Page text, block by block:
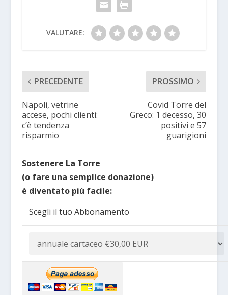
VALUTARE:
PRECEDENTE
Napoli, vetrine
accese, pochi clienti:
c’è tendenza
risparmio
PROSSIMO
Covid Torre del
Greco: 1 decesso, 30
positivi e 57
guarigioni
Sostenere La Torre
(o fare una semplice donazione)
è diventato più facile:
Scegli il tuo Abbonamento